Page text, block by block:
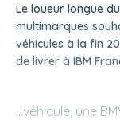
Le loueur longue
multimarques
véhicules à la fin
de livrer à IBM
...véhicule, une